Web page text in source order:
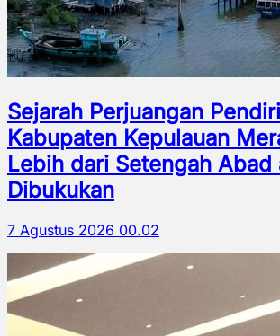
Sejarah Perjuangan
Kabupaten Kepulauan
Lebih dari Setengah Abad
Dibukukan
7 Agustus 2026 00.02